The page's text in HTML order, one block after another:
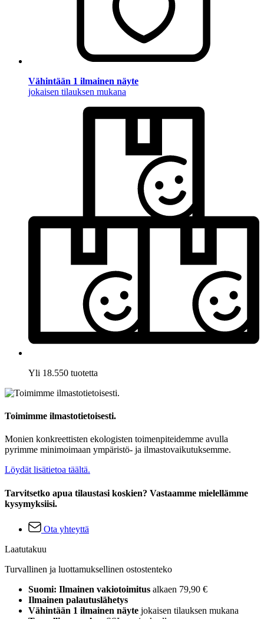
Vähintään 1 ilmainen näyte
jokaisen tilauksen mukana
Yli 18.550 tuotetta
Toimimme ilmastotietoisesti.
Monien konkreettisten ekologisten toimenpiteidemme avulla
pyrimme minimoimaan ympäristö- ja ilmastovaikutuksemme.
Löydät lisätietoa täältä.
Tarvitsetko apua tilaustasi koskien? Vastaamme mielellämme
kysymyksiisi.
Ota yhteyttä
Laatutakuu
Turvallinen ja luottamuksellinen ostostenteko
Suomi: Ilmainen vakiotoimitus alkaen 79,90 €
Ilmainen palautuslähetys
Vähintään 1 ilmainen näyte jokaisen tilauksen mukana